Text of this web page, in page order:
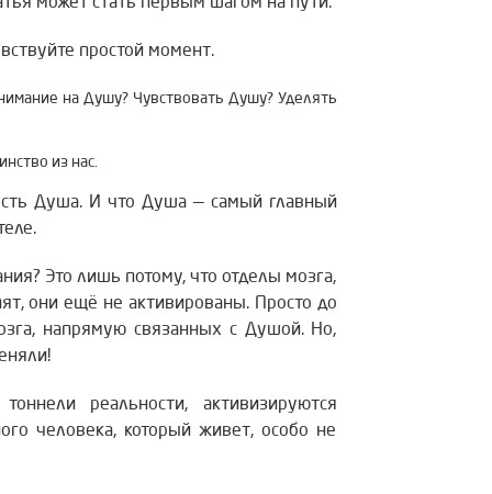
может стать первым шагом на пути.
простой момент.
на Душу? Чувствовать Душу? Уделять
из нас.
Душа. И что Душа — самый главный
Это лишь потому, что отделы мозга,
они ещё не активированы. Просто до
напрямую связанных с Душой. Но,
реальности, активизируются
человека, который живет, особо не